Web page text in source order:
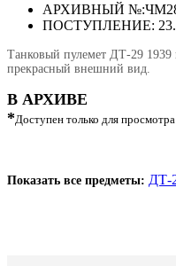
АРХИВНЫЙ №:
ПОСТУПЛЕНИЕ:
Танковый пулемет ДТ-29 1939
прекрасный внешний вид.
В АРХИВЕ
*Доступен только для
Показать все предметы: ДТ-